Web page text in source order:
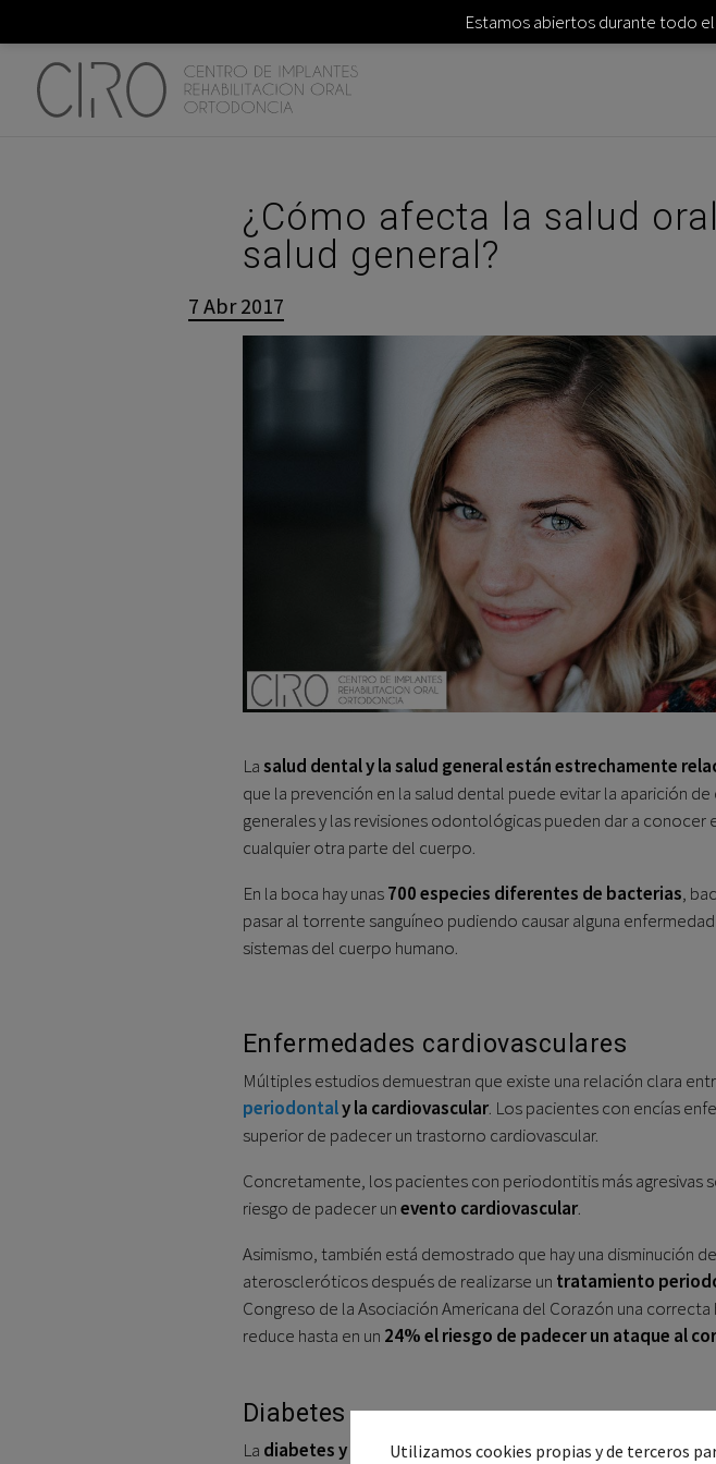
¿Cómo afecta la salud
salud general?
Lasalud dental y la salud general están estrechamente
que la prevención en la salud dental puede evitar la aparición
generales y las revisiones odontológicas pueden dar a conocer
cualquier otra parte del cuerpo.
En la boca hay unas700 especies diferentes de bacterias,
pasar al torrente sanguíneo pudiendo causar alguna
sistemas del cuerpo humano.
Enfermedades cardiovasculares
Múltiples estudios demuestran que existe una relación clara
periodontaly la cardiovascular. Los pacientes con encías
superior de padecer un trastorno cardiovascular.
Concretamente, los pacientes con periodontitis más agresivas
riesgo de padecer unevento cardiovascular.
Asimismo, también está demostrado que hay una disminución
ateroscleróticos después de realizarse un tratamiento
Congreso de la Asociación Americana del Corazón una
reduce hasta en un 24% el riesgo de padecer un ataque al
Diabetes
La diabetes y la salud bucodentalestán muy relacionadas,
Utilizamos cookies propias y de terceros
Estamos abiertos durante todo